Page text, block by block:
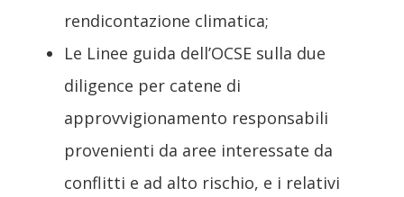
rendicontazione climatica;
Le Linee guida dell’OCSE sulla due
diligence per catene di
approvvigionamento responsabili
provenienti da aree interessate da
conflitti e ad alto rischio, e i relativi